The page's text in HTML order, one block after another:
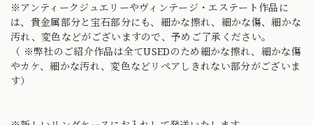
※アンティークジュエリーやヴィンテージ・エステート作品に
は、貴金属部分と宝石部分にも、細かな擦れ、細かな傷、細かな
汚れ、変色などがございますので、予めご了承ください。
（ ※弊社のご紹介作品は全てUSEDのため細かな擦れ、細かな傷
やカケ、細かな汚れ、変色などリペアしきれない部分がございま
す）